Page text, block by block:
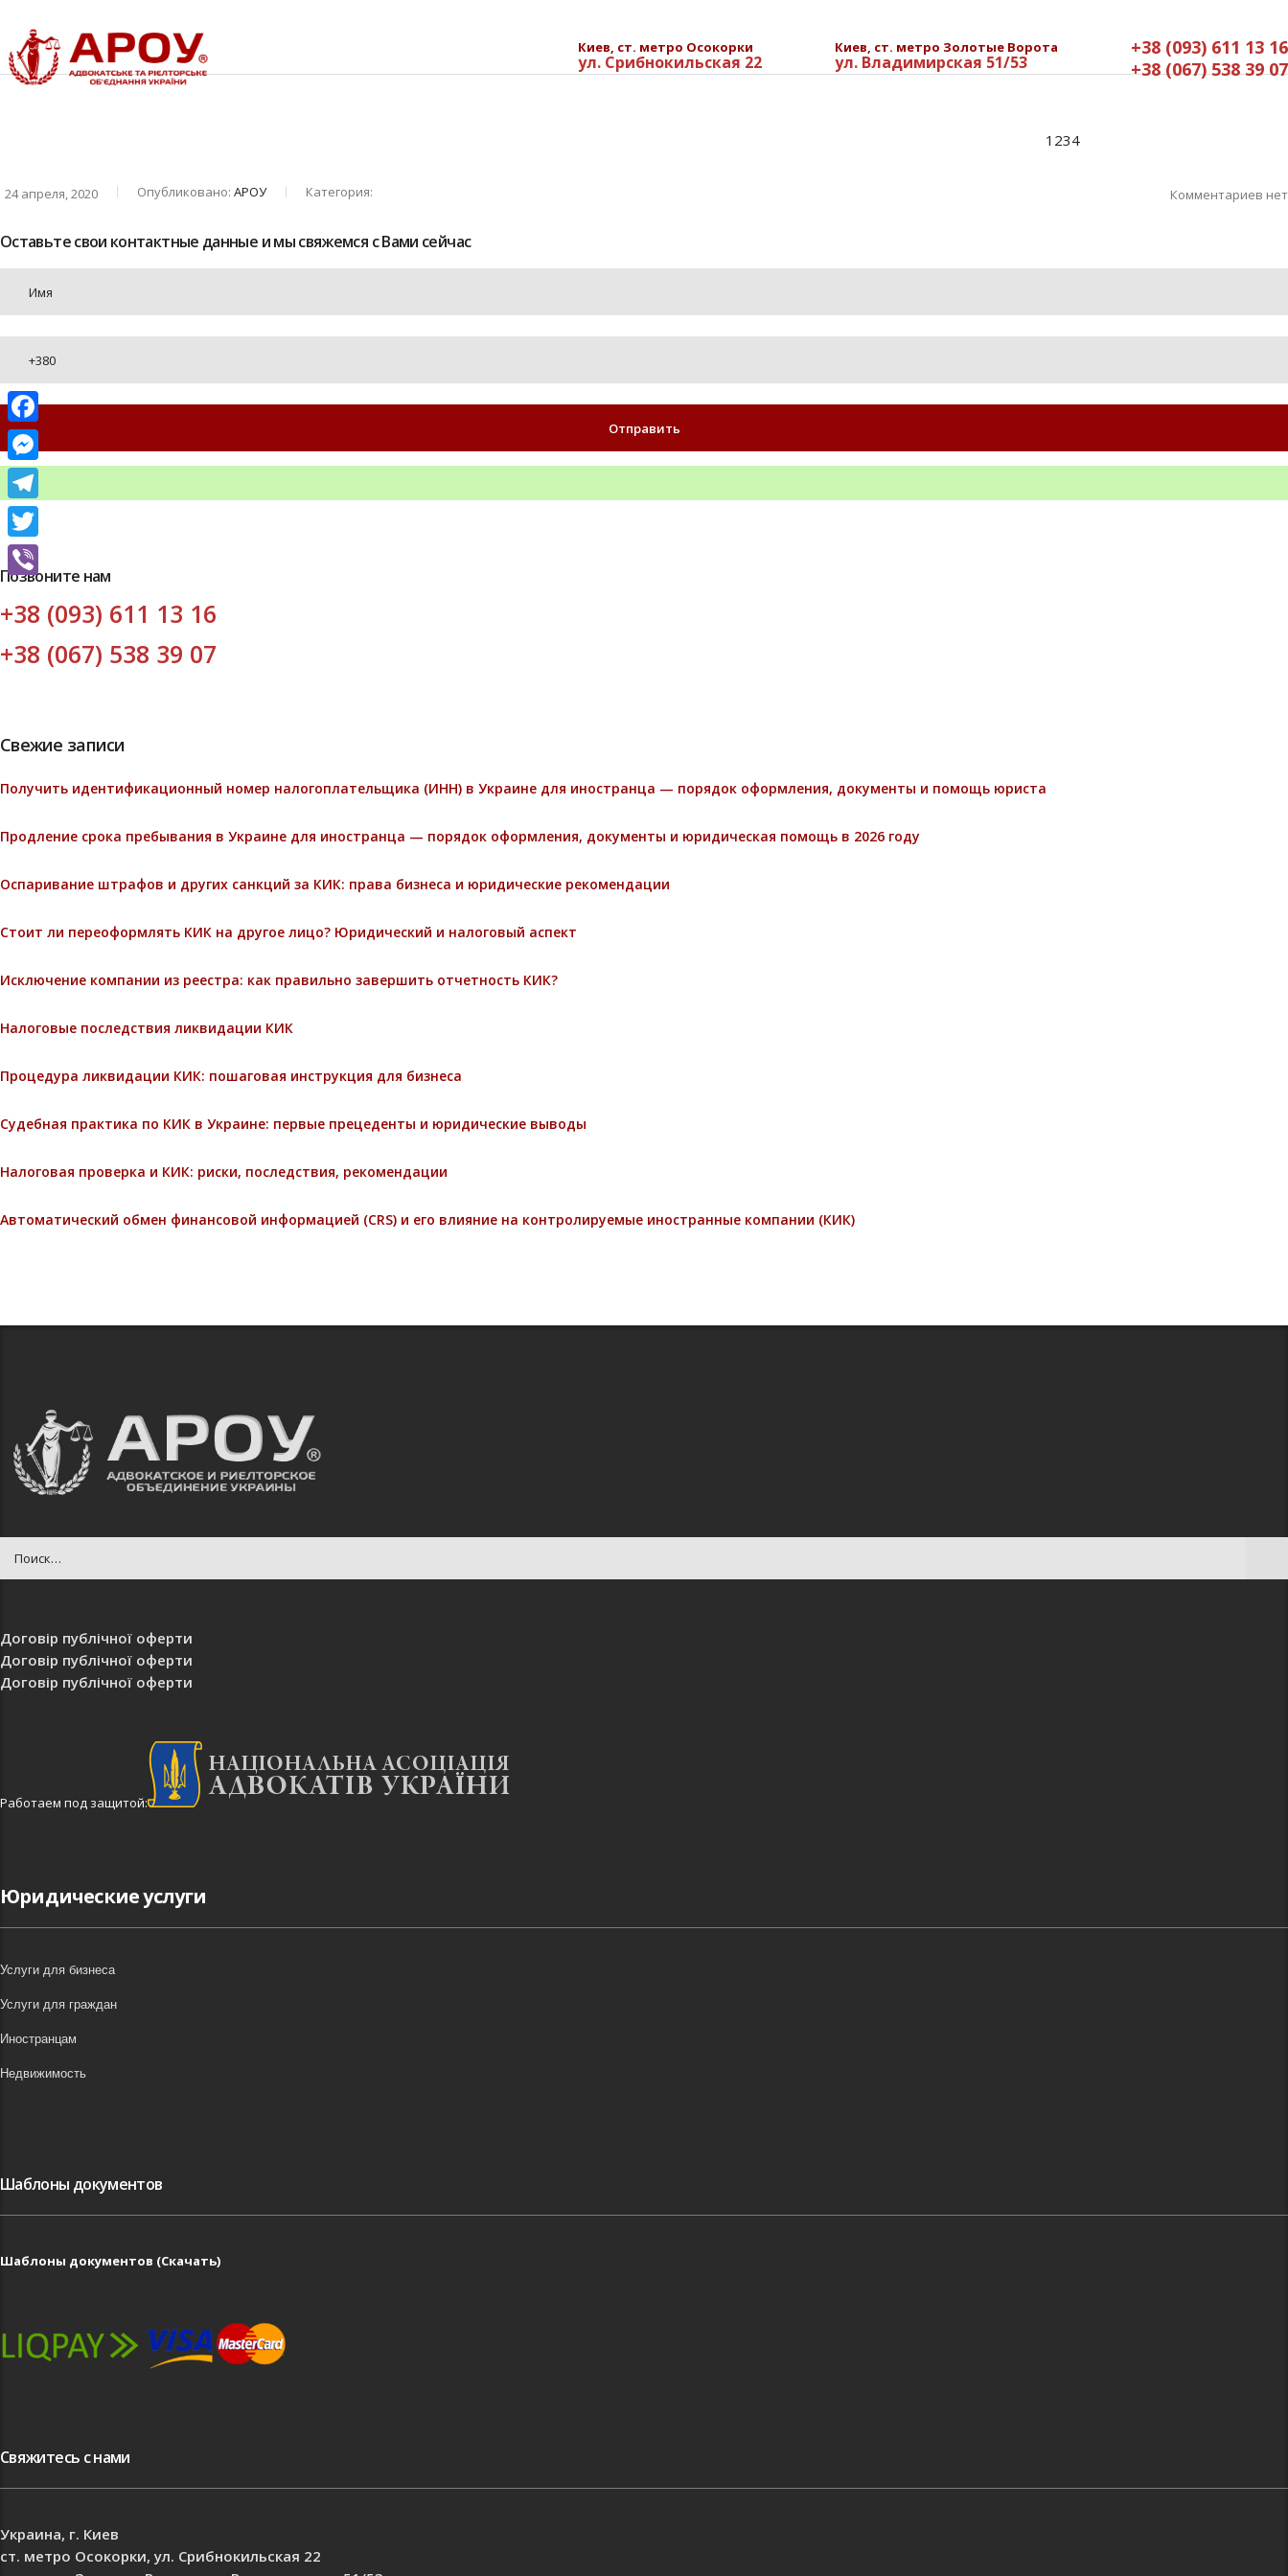
+38 (093) 611 13 16
+38 (067) 538 39 07
Киев, ст. метро Золотые Ворота
ул. Владимирская 51/53
Киев, ст. метро Осокорки
ул. Срибнокильская 22
24 апреля, 2020 Опубликовано: АРОУ Категория: Комментариев нет
1234
Оставьте свои контактные данные и мы свяжемся с Вами сейчас
Позвоните нам
+38 (093) 611 13 16
+38 (067) 538 39 07
Свежие записи
Получить идентификационный номер налогоплательщика (ИНН) в Украине для иностранца — порядок оформления, документы и помощь юриста
Продление срока пребывания в Украине для иностранца — порядок оформления, документы и юридическая помощь в 2026 году
Оспаривание штрафов и других санкций за КИК: права бизнеса и юридические рекомендации
Стоит ли переоформлять КИК на другое лицо? Юридический и налоговый аспект
Исключение компании из реестра: как правильно завершить отчетность КИК?
Налоговые последствия ликвидации КИК
Процедура ликвидации КИК: пошаговая инструкция для бизнеса
Судебная практика по КИК в Украине: первые прецеденты и юридические выводы
Налоговая проверка и КИК: риски, последствия, рекомендации
Автоматический обмен финансовой информацией (CRS) и его влияние на контролируемые иностранные компании (КИК)
Договір публічної оферти
Договір публічної оферти
Договір публічної оферти
Работаем под защитой:
Юридические услуги
Услуги для бизнеса
Услуги для граждан
Иностранцам
Недвижимость
Шаблоны документов
Шаблоны документов (Скачать)
Свяжитесь с нами
Украина, г. Киев
ст. метро Осокорки, ул. Срибнокильская 22
Facebook
Messenger
Telegram
Twitter